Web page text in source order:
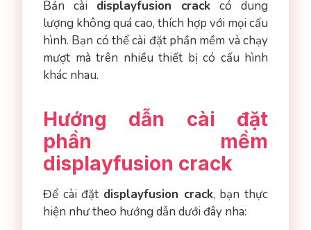
Bản cài displayfusion crack có dung
lượng không quá cao, thích hợp với mọi cấu
hình. Bạn có thể cài đặt phần mềm và chạy
mượt mà trên nhiều thiết bị có cấu hình
khác nhau.
Hướng dẫn cài đặt
phần mềm
displayfusion crack
Để cài đặt displayfusion crack, bạn thực
hiện như theo hướng dẫn dưới đây nha: